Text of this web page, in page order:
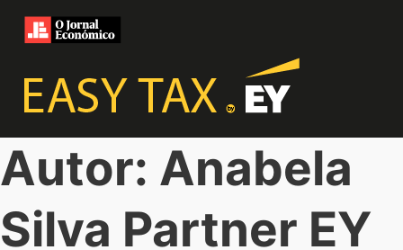
Autor: Anabela
Silva Partner EY